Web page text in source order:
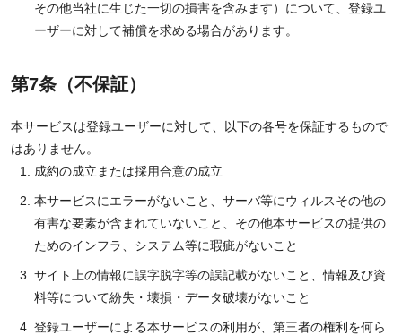
その他当社に生じた一切の損害を含みます）について、登録ユ
ーザーに対して補償を求める場合があります。
第7条（不保証）
本サービスは登録ユーザーに対して、以下の各号を保証するもので
はありません。
成約の成立または採用合意の成立
本サービスにエラーがないこと、サーバ等にウィルスその他の
有害な要素が含まれていないこと、その他本サービスの提供の
ためのインフラ、システム等に瑕疵がないこと
サイト上の情報に誤字脱字等の誤記載がないこと、情報及び資
料等について紛失・壊損・データ破壊がないこと
登録ユーザーによる本サービスの利用が、第三者の権利を何ら